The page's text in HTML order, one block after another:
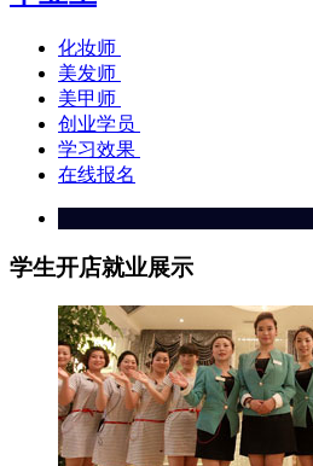
化妆师
美发师
美甲师
创业学员
学习效果
在线报名
学生开店就业展示